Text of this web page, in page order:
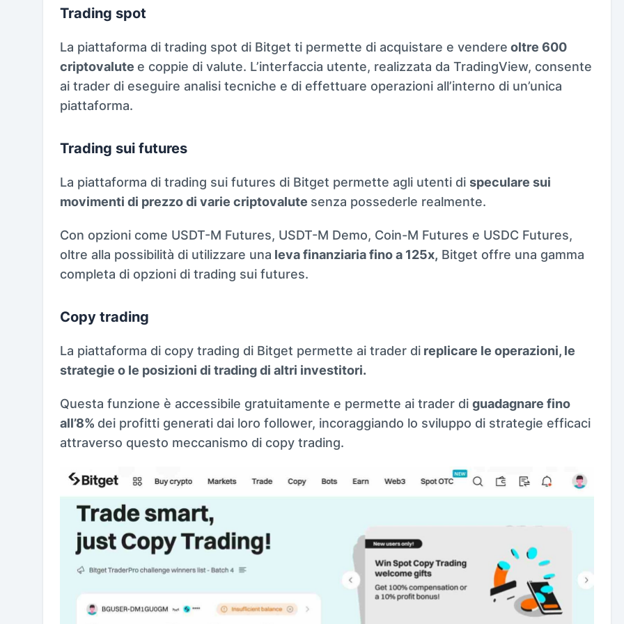
Trading spot
La piattaforma di trading spot di Bitget ti permette di acquistare e vendere oltre 600
criptovalute e coppie di valute. L’interfaccia utente, realizzata da TradingView, consente
ai trader di eseguire analisi tecniche e di effettuare operazioni all’interno di un’unica
piattaforma.
Trading sui futures
La piattaforma di trading sui futures di Bitget permette agli utenti di speculare sui
movimenti di prezzo di varie criptovalute senza possederle realmente.
Con opzioni come USDT-M Futures, USDT-M Demo, Coin-M Futures e USDC Futures,
oltre alla possibilità di utilizzare una leva finanziaria fino a 125x, Bitget offre una gamma
completa di opzioni di trading sui futures.
Copy trading
La piattaforma di copy trading di Bitget permette ai trader di replicare le operazioni, le
strategie o le posizioni di trading di altri investitori.
Questa funzione è accessibile gratuitamente e permette ai trader di guadagnare fino
all’8% dei profitti generati dai loro follower, incoraggiando lo sviluppo di strategie efficaci
attraverso questo meccanismo di copy trading.